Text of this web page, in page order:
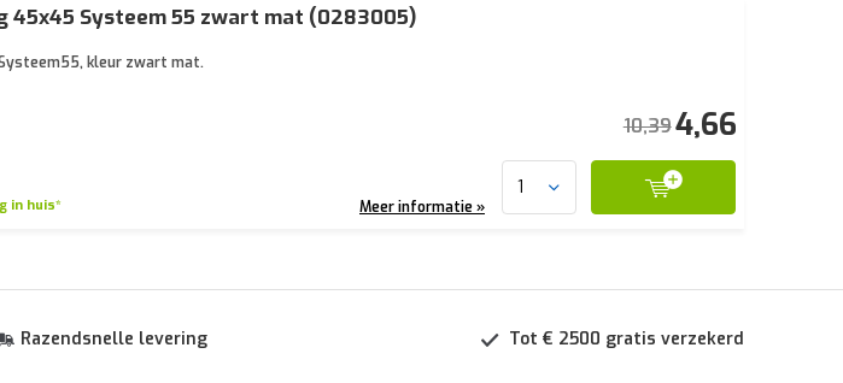
Systeem 55 zwart mat (0283005)
kleur zwart mat.
in huis*
10,394,66
Meer informatie »
Razendsnelle levering Tot € 2500 gratis verzekerd